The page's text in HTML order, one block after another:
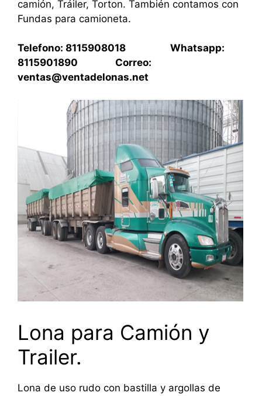
camión, Tráiler, Torton. También contamos con
Fundas para camioneta.
Telefono: 8115908018 Whatsapp:
8115901890 Correo:
ventas@ventadelonas.net
Lona para Camión y
Trailer.
Lona de uso rudo con bastilla y argollas de